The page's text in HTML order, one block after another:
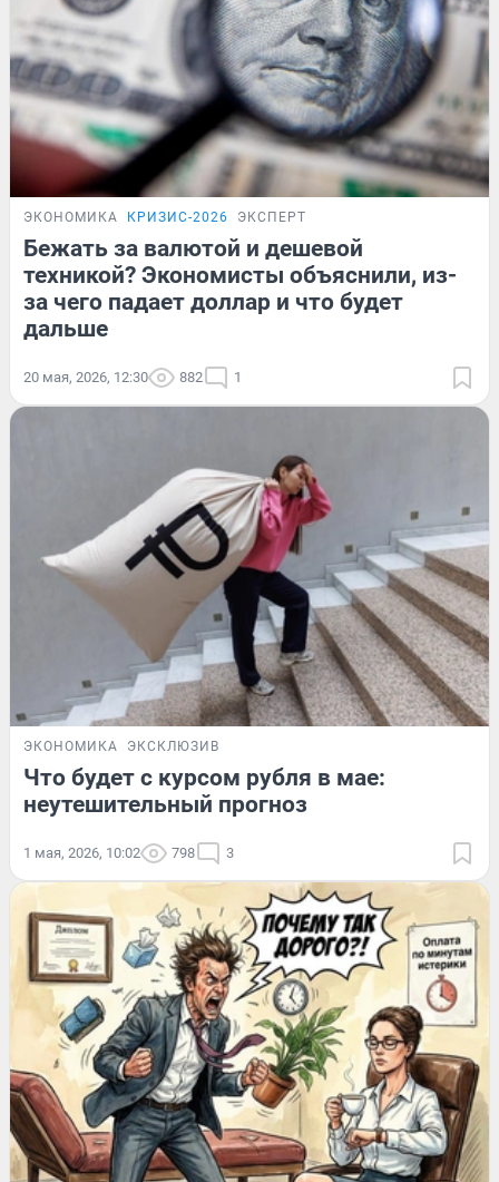
ЭКОНОМИКА КРИЗИС-2026 ЭКСПЕРТ
Бежать за валютой и дешевой
техникой? Экономисты объяснили, из-
за чего падает доллар и что будет
дальше
20 мая, 2026, 12:30 882 1
ЭКОНОМИКА ЭКСКЛЮЗИВ
Что будет с курсом рубля в мае:
неутешительный прогноз
1 мая, 2026, 10:02 798 3